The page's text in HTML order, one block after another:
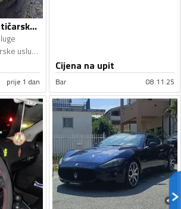
Ostale autokozmetičarske usluge - Autokozmetičarske usluge
Ostale autokozmetičarske usluge
prije 1 dan
Cijena na upit
Bar 08.11.25